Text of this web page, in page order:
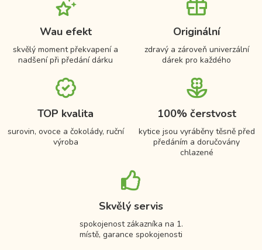
Wau efekt
skvělý moment překvapení a
nadšení při předání dárku
Originální
zdravý a zároveň univerzální
dárek pro každého
TOP kvalita
surovin, ovoce a čokolády, ruční
výroba
100% čerstvost
kytice jsou vyráběny těsně před
předáním a doručovány
chlazené
Skvělý servis
spokojenost zákazníka na 1.
místě, garance spokojenosti